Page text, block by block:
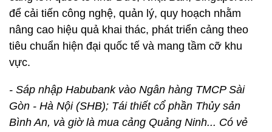
để cải tiến công nghệ, quản lý, quy hoạch nhằm
nâng cao hiệu quả khai thác, phát triển cảng theo
tiêu chuẩn hiện đại quốc tế và mang tầm cỡ khu
vực.
- Sáp nhập Habubank vào Ngân hàng TMCP Sài
Gòn - Hà Nội (SHB); Tái thiết cổ phần Thủy sản
Bình An, và giờ là mua cảng Quảng Ninh... Có vẻ